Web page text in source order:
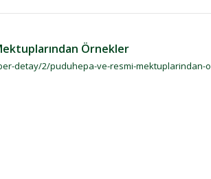
Örnekler
detay/2/puduhepa-ve-resmi-mektuplarindan-